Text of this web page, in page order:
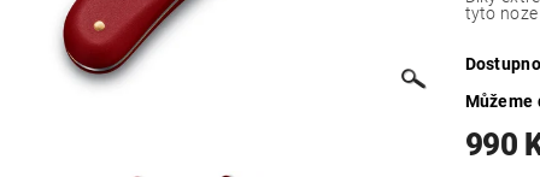
tyto
Můžeme
990